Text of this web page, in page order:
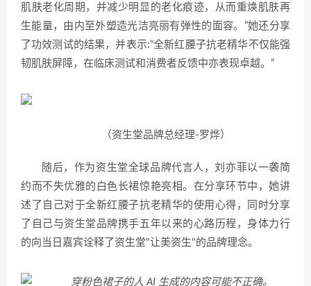
肌肤老化周期，并减少明显的老化痕迹，从而重焕肌肤再
生能量，由内至外塑造光洁亮丽有弹性的面容。”她还分享
了功效测试的结果，并表示:“全新红腰子抗老精华不仅能强
韧肌肤屏障，在临床测试和消费者反馈中亦表现卓越。”
（资生堂品牌总经理-罗烨）
随后，作为资生堂全球品牌代言人，刘亦菲以一袭简
约而不失优雅的白色长裙惊艳亮相。在分享环节中，她讲
述了自己对于全新红腰子抗老精华的使用心得，同时分享
了自己与资生堂品牌携手五年以来的心路历程，身体力行
的向当日嘉宾诠释了资生堂"让美资生"的品牌理念。